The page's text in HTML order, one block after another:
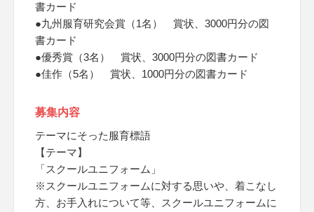
書カード
●九州服育研究会賞（1名） 賞状、3000円分の図
書カード
●優秀賞（3名） 賞状、3000円分の図書カード
●佳作（5名） 賞状、1000円分の図書カード
募集内容
テーマにそった服育標語
【テーマ】
「スクールユニフォーム」
※スクールユニフォームに対する思いや、着こなし
方、お手入れについて等、スクールユニフォームに